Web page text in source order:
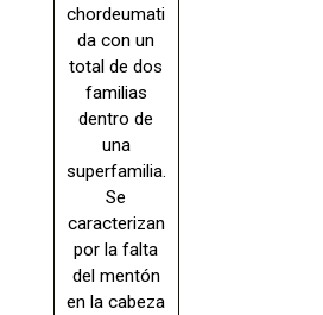
chordeumati
da con un
total de dos
familias
dentro de
una
superfamilia.
Se
caracterizan
por la falta
del mentón
en la cabeza